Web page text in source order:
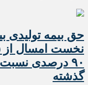
حق بیمه تولیدی
۹۰ درصدی
گذشته